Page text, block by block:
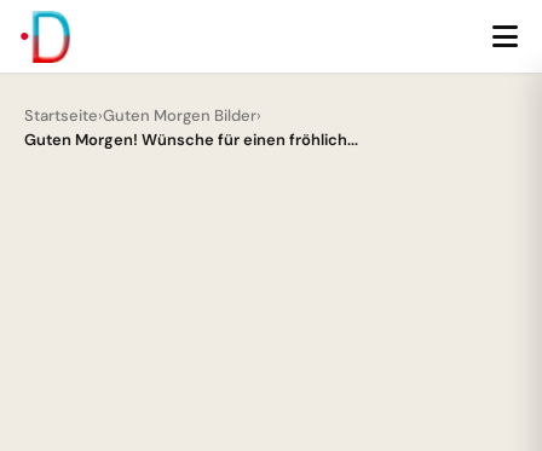
Startseite›Guten Morgen Bilder›
Guten Morgen! Wünsche für einen fröhlich...